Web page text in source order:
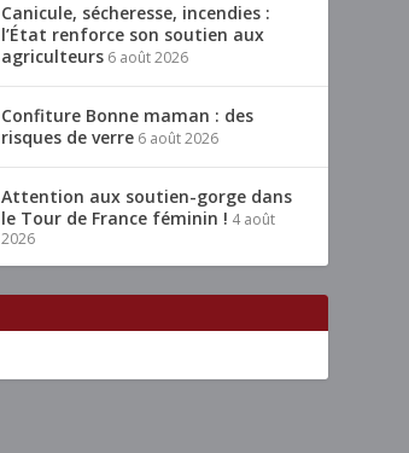
Canicule, sécheresse, incendies :
l’État renforce son soutien aux
agriculteurs 6 août 2026
Confiture Bonne maman : des
risques de verre 6 août 2026
Attention aux soutien-gorge dans
le Tour de France féminin ! 4 août
2026